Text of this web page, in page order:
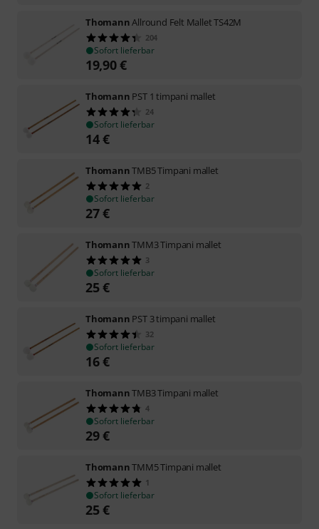
ThomannAllround Felt Mallet TS42M
204
Sofort lieferbar
19,90€
Thomann PST 1 timpani mallet
24
Sofort lieferbar
14€
ThomannTMB5 Timpani mallet
2
Sofort lieferbar
27€
ThomannTMM3 Timpani mallet
3
Sofort lieferbar
25€
Thomann PST 3 timpani mallet
32
Sofort lieferbar
16€
ThomannTMB3 Timpani mallet
4
Sofort lieferbar
29€
ThomannTMM5 Timpani mallet
1
Sofort lieferbar
25€